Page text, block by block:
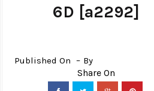
6D [a2292]
Published On By